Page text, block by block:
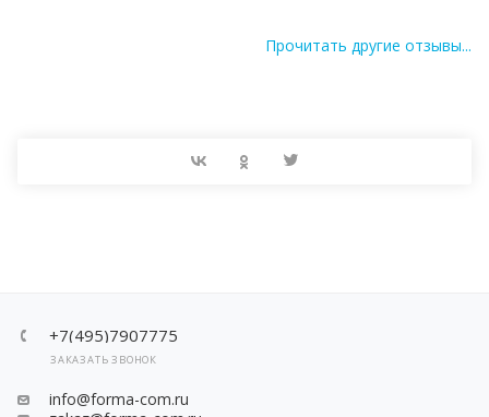
Прочитать другие отзывы...
+7(495)7907775
ЗАКАЗАТЬ ЗВОНОК
info@forma-com.ru